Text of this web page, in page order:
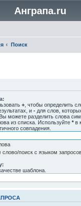
Анграпа.ru
Поиск
+, чтобы определить
и -для слов,
можете разделить слова
из списка. Используйте *в
совпадения.
слово/поиск с языком
шаблона.